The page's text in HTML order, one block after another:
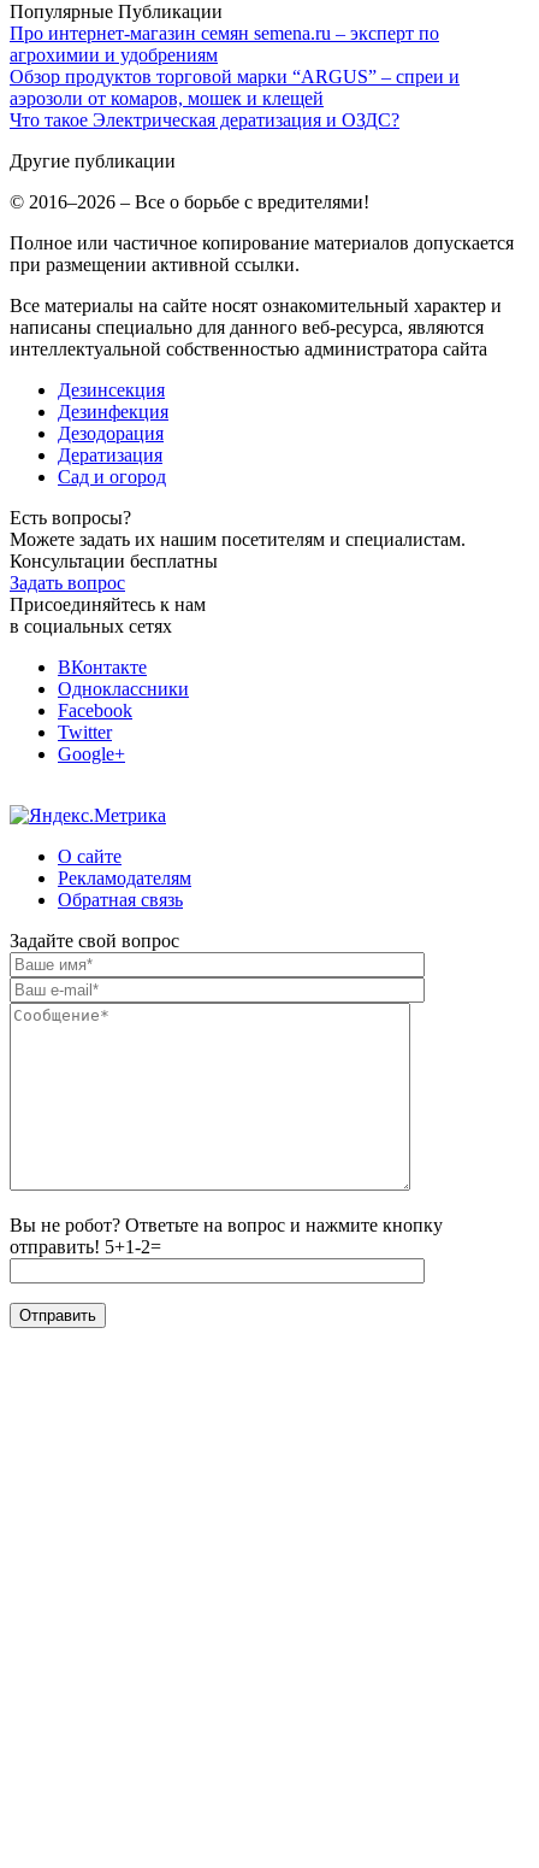
Популярные Публикации
Про интернет-магазин семян semena.ru – эксперт по
агрохимии и удобрениям
Обзор продуктов торговой марки “ARGUS” – спреи и
аэрозоли от комаров, мошек и клещей
Что такое Электрическая дератизация и ОЗДС?
Другие публикации
© 2016–2026 – Все о борьбе с вредителями!
Полное или частичное копирование материалов допускается
при размещении активной ссылки.
Все материалы на сайте носят ознакомительный характер и
написаны специально для данного веб-ресурса, являются
интеллектуальной собственностью администратора сайта
Дезинсекция
Дезинфекция
Дезодорация
Дератизация
Сад и огород
Есть вопросы?
Можете задать их нашим посетителям и специалистам.
Консультации бесплатны
Задать вопрос
Присоединяйтесь к нам
в социальных сетях
ВКонтакте
Одноклассники
Facebook
Twitter
Google+
О сайте
Рекламодателям
Обратная связь
Задайте свой вопрос
Вы не робот? Ответьте на вопрос и нажмите кнопку
отправить! 5+1-2=